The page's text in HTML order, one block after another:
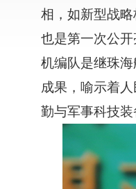
相，如新型战
也是第一次公
机编队是继珠
成果，喻示着
勤与军事科技